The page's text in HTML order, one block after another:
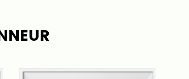
production de tapis plus simple et plus